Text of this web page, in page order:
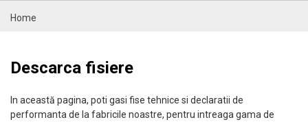
Home
Descarca fisiere
In această pagina, poti gasi fise tehnice si declaratii de
performanta de la fabricile noastre, pentru intreaga gama de